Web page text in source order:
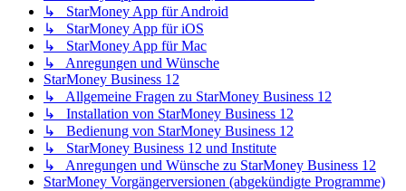
↳ StarMoney App für Android
↳ StarMoney App für iOS
↳ StarMoney App für Mac
↳ Anregungen und Wünsche
StarMoney Business 12
↳ Allgemeine Fragen zu StarMoney Business 12
↳ Installation von StarMoney Business 12
↳ Bedienung von StarMoney Business 12
↳ StarMoney Business 12 und Institute
↳ Anregungen und Wünsche zu StarMoney Business 12
StarMoney Vorgängerversionen (abgekündigte Programme)